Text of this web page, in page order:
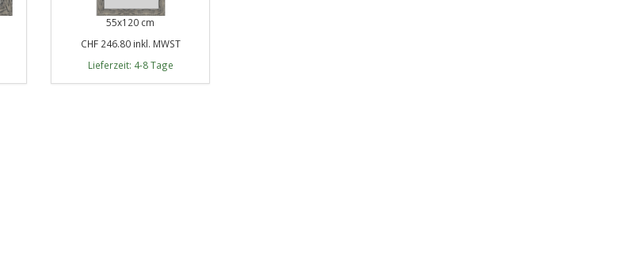
55x120 cm
CHF 246.80 inkl. MWST
Lieferzeit: 4-8 Tage